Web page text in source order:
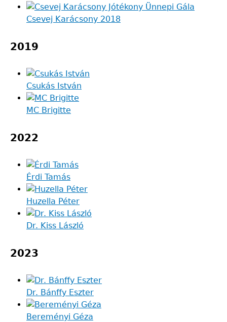
Csevej Karácsony 2018
2019
Csukás István
MC Brigitte
2022
Érdi Tamás
Huzella Péter
Dr. Kiss László
2023
Dr. Bánffy Eszter
Bereményi Géza